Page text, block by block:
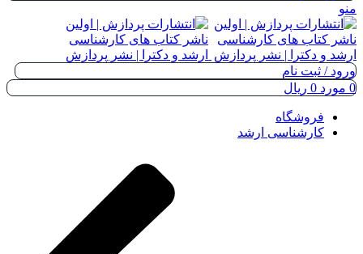
منو
ورود / ثبت نام
0 مورد 0 ریال
فروشگاه
کارشناسی ارشد